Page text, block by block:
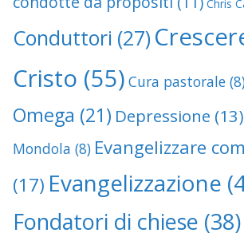
Chris
Conduttori (27)
Cristo (55) Cura pastorale
Omega (21) Depressione (13)
Mondola (8) Evangelizzare
(17) Evangelizzazione
Fondatori di chiese (38)